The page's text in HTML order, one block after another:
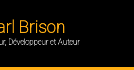
Brison
Développeur et Auteur